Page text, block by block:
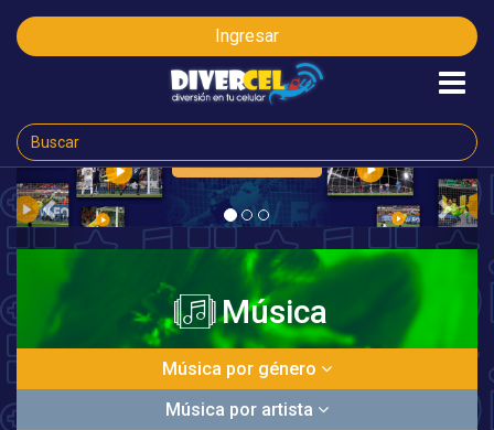
Ingresar
CLICK AQUÍ
Previous
Next
Música
Música por género
Música por artista